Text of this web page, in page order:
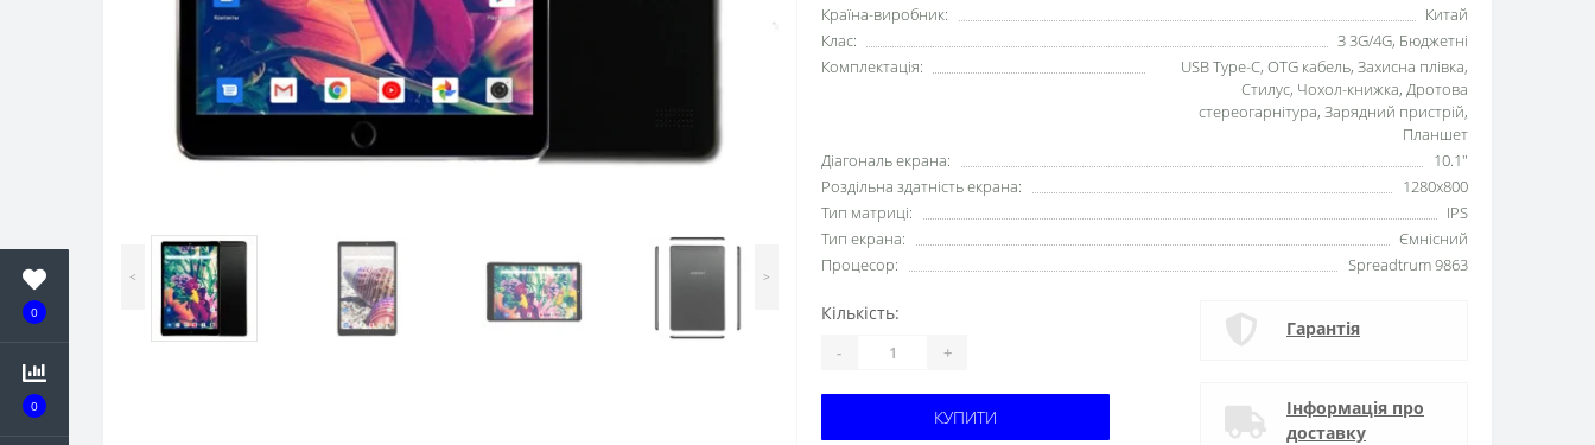
0
0
< >
Країна-виробник:
Китай
Клас:
З 3G/4G, Бюджетні
Комплектація:
USB Type-C, OTG кабель, Захисна плівка,
Стилус, Чохол-книжка, Дротова
стереогарнітура, Зарядний пристрій,
Планшет
Діагональ екрана:
10.1"
Роздільна здатність екрана:
1280x800
Тип матриці:
IPS
Тип екрана:
Ємнісний
Процесор:
Spreadtrum 9863
Кількість:
- +
КУПИТИ
Гарантія
Інформація про
доставку